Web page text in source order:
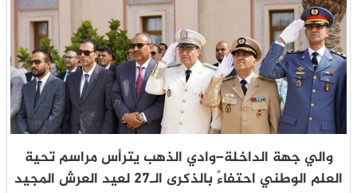
والي جهة الداخلة–وادي الذهب يترأس مراسم تحية
العلم الوطني احتفاءً بالذكرى الـ27 لعيد العرش المجيد